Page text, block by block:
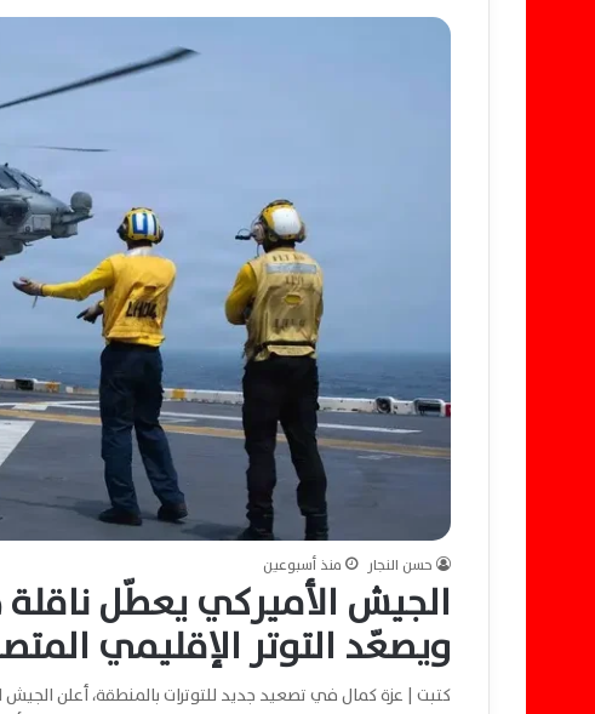
حسن النجار منذ أسبوعين
الجيش الأميركي يعطّل ناقلة
ويصعّد التوتر الإقليمي
كتبت | عزة كمال في تصعيد جديد للتوترات بالمنطقة، أعلن الجيش